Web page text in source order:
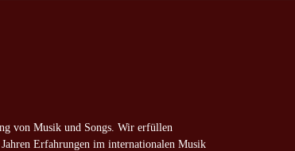
von Musik und Songs. Wir erfüllen
Erfahrungen im internationalen Musik